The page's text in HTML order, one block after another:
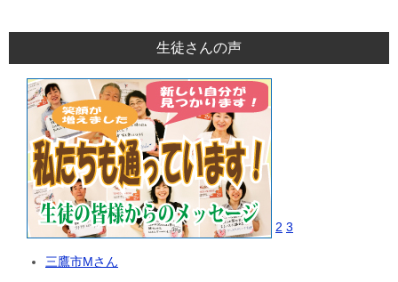
生徒さんの声
2 3
三鷹市Mさん